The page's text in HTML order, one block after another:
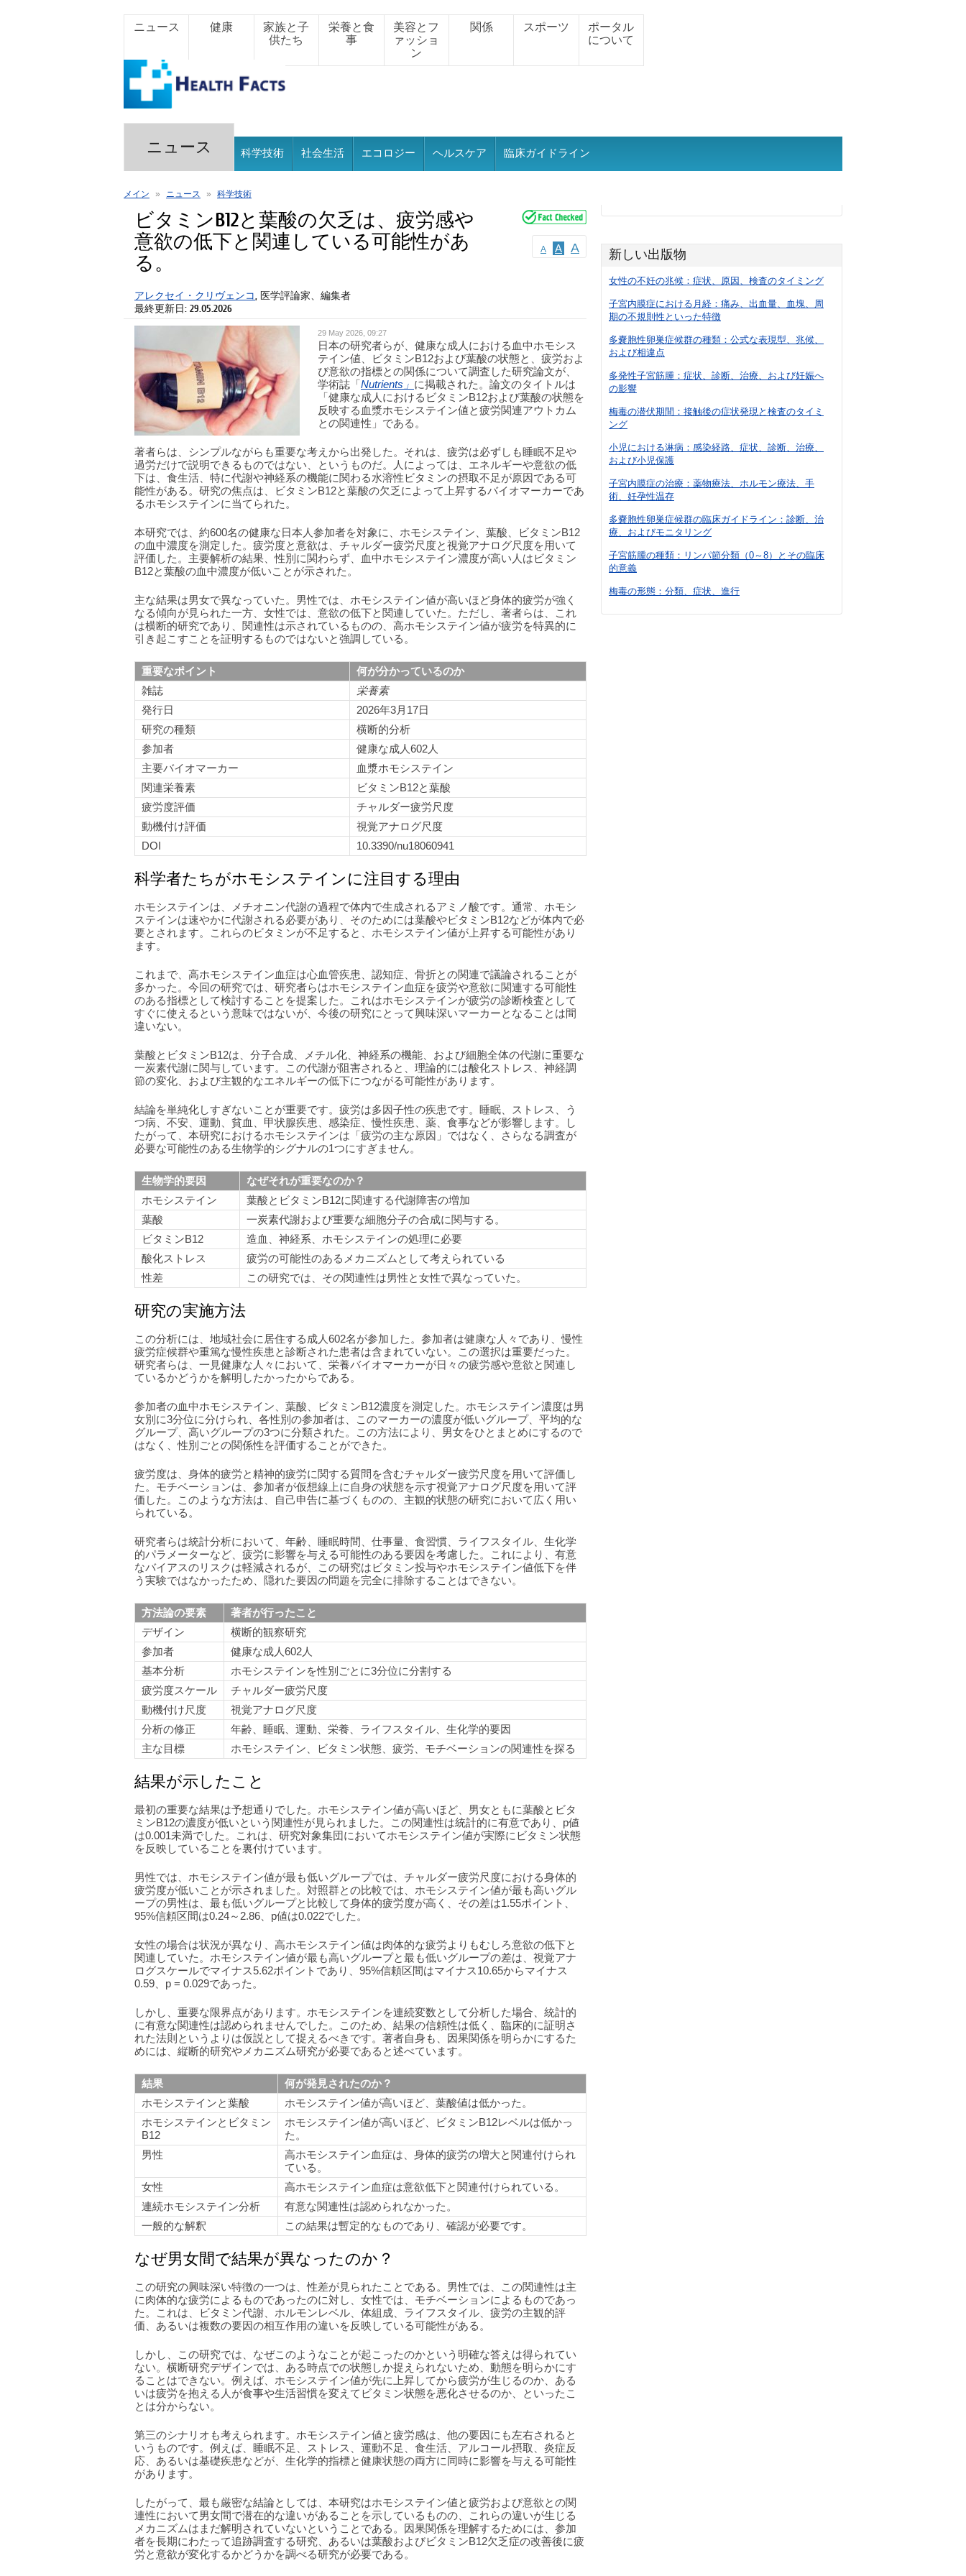
ニュース 健康
家族と子
供たち
栄養と食
事
美容とフ
ァッショ
ン
関係 スポーツ
ポータル
について
ニュース 科学技術 社会生活 エコロジー ヘルスケア 臨床ガイドライン
メイン » ニュース » 科学技術
新しい出版物
女性の不妊の兆候：症状、原因、検査のタイミング
子宮内膜症における月経：痛み、出血量、血塊、周
期の不規則性といった特徴
多嚢胞性卵巣症候群の種類：公式な表現型、兆候、
および相違点
多発性子宮筋腫：症状、診断、治療、および妊娠へ
の影響
梅毒の潜伏期間：接触後の症状発現と検査のタイミ
ング
小児における淋病：感染経路、症状、診断、治療、
および小児保護
子宮内膜症の治療：薬物療法、ホルモン療法、手
術、妊孕性温存
多嚢胞性卵巣症候群の臨床ガイドライン：診断、治
療、およびモニタリング
子宮筋腫の種類：リンパ節分類（0～8）とその臨床
的意義
梅毒の形態：分類、症状、進行
A A A
ビタミンB12と葉酸の欠乏は、疲労感や
意欲の低下と関連している可能性があ
る。
アレクセイ・クリヴェンコ, 医学評論家、編集者
最終更新日: 29.05.2026
29 May 2026, 09:27
日本の研究者らが、健康な成人における血中ホモシス
テイン値、ビタミンB12および葉酸の状態と、疲労およ
び意欲の指標との関係について調査した研究論文が、
学術誌「Nutrients」 に掲載された。論文のタイトルは
「健康な成人におけるビタミンB12および葉酸の状態を
反映する血漿ホモシステイン値と疲労関連アウトカム
との関連性」である。
著者らは、シンプルながらも重要な考えから出発した。それは、疲労は必ずしも睡眠不足や
過労だけで説明できるものではない、というものだ。人によっては、エネルギーや意欲の低
下は、食生活、特に代謝や神経系の機能に関わる水溶性ビタミンの摂取不足が原因である可
能性がある。研究の焦点は、ビタミンB12と葉酸の欠乏によって上昇するバイオマーカーであ
るホモシステインに当てられた。
本研究では、約600名の健康な日本人参加者を対象に、ホモシステイン、葉酸、ビタミンB12
の血中濃度を測定した。疲労度と意欲は、チャルダー疲労尺度と視覚アナログ尺度を用いて
評価した。主要解析の結果、性別に関わらず、血中ホモシステイン濃度が高い人はビタミン
B12と葉酸の血中濃度が低いことが示された。
主な結果は男女で異なっていた。男性では、ホモシステイン値が高いほど身体的疲労が強く
なる傾向が見られた一方、女性では、意欲の低下と関連していた。ただし、著者らは、これ
は横断的研究であり、関連性は示されているものの、高ホモシステイン値が疲労を特異的に
引き起こすことを証明するものではないと強調している。
重要なポイント
何が分かっているのか
雑誌
栄養素
発行日
2026年3月17日
研究の種類
横断的分析
参加者
健康な成人602人
主要バイオマーカー
血漿ホモシステイン
関連栄養素
ビタミンB12と葉酸
疲労度評価
チャルダー疲労尺度
動機付け評価
視覚アナログ尺度
DOI
10.3390/nu18060941
科学者たちがホモシステインに注目する理由
ホモシステインは、メチオニン代謝の過程で体内で生成されるアミノ酸です。通常、ホモシ
ステインは速やかに代謝される必要があり、そのためには葉酸やビタミンB12などが体内で必
要とされます。これらのビタミンが不足すると、ホモシステイン値が上昇する可能性があり
ます。
これまで、高ホモシステイン血症は心血管疾患、認知症、骨折との関連で議論されることが
多かった。今回の研究では、研究者らはホモシステイン血症を疲労や意欲に関連する可能性
のある指標として検討することを提案した。これはホモシステインが疲労の診断検査として
すぐに使えるという意味ではないが、今後の研究にとって興味深いマーカーとなることは間
違いない。
葉酸とビタミンB12は、分子合成、メチル化、神経系の機能、および細胞全体の代謝に重要な
一炭素代謝に関与しています。この代謝が阻害されると、理論的には酸化ストレス、神経調
節の変化、および主観的なエネルギーの低下につながる可能性があります。
結論を単純化しすぎないことが重要です。疲労は多因子性の疾患です。睡眠、ストレス、う
つ病、不安、運動、貧血、甲状腺疾患、感染症、慢性疾患、薬、食事などが影響します。し
たがって、本研究におけるホモシステインは「疲労の主な原因」ではなく、さらなる調査が
必要な可能性のある生物学的シグナルの1つにすぎません。
生物学的要因
なぜそれが重要なのか？
ホモシステイン
葉酸とビタミンB12に関連する代謝障害の増加
葉酸
一炭素代謝および重要な細胞分子の合成に関与する。
ビタミンB12
造血、神経系、ホモシステインの処理に必要
酸化ストレス
疲労の可能性のあるメカニズムとして考えられている
性差
この研究では、その関連性は男性と女性で異なっていた。
研究の実施方法
この分析には、地域社会に居住する成人602名が参加した。参加者は健康な人々であり、慢性
疲労症候群や重篤な慢性疾患と診断された患者は含まれていない。この選択は重要だった。
研究者らは、一見健康な人々において、栄養バイオマーカーが日々の疲労感や意欲と関連し
ているかどうかを解明したかったからである。
参加者の血中ホモシステイン、葉酸、ビタミンB12濃度を測定した。ホモシステイン濃度は男
女別に3分位に分けられ、各性別の参加者は、このマーカーの濃度が低いグループ、平均的な
グループ、高いグループの3つに分類された。この方法により、男女をひとまとめにするので
はなく、性別ごとの関係性を評価することができた。
疲労度は、身体的疲労と精神的疲労に関する質問を含むチャルダー疲労尺度を用いて評価し
た。モチベーションは、参加者が仮想線上に自身の状態を示す視覚アナログ尺度を用いて評
価した。このような方法は、自己申告に基づくものの、主観的状態の研究において広く用い
られている。
研究者らは統計分析において、年齢、睡眠時間、仕事量、食習慣、ライフスタイル、生化学
的パラメーターなど、疲労に影響を与える可能性のある要因を考慮した。これにより、有意
なバイアスのリスクは軽減されるが、この研究はビタミン投与やホモシステイン値低下を伴
う実験ではなかったため、隠れた要因の問題を完全に排除することはできない。
方法論の要素
著者が行ったこと
デザイン
横断的観察研究
参加者
健康な成人602人
基本分析
ホモシステインを性別ごとに3分位に分割する
疲労度スケール
チャルダー疲労尺度
動機付け尺度
視覚アナログ尺度
分析の修正
年齢、睡眠、運動、栄養、ライフスタイル、生化学的要因
主な目標
ホモシステイン、ビタミン状態、疲労、モチベーションの関連性を探る
結果が示したこと
最初の重要な結果は予想通りでした。ホモシステイン値が高いほど、男女ともに葉酸とビタ
ミンB12の濃度が低いという関連性が見られました。この関連性は統計的に有意であり、p値
は0.001未満でした。これは、研究対象集団においてホモシステイン値が実際にビタミン状態
を反映していることを裏付けています。
男性では、ホモシステイン値が最も低いグループでは、チャルダー疲労尺度における身体的
疲労度が低いことが示されました。対照群との比較では、ホモシステイン値が最も高いグル
ープの男性は、最も低いグループと比較して身体的疲労度が高く、その差は1.55ポイント、
95%信頼区間は0.24～2.86、p値は0.022でした。
女性の場合は状況が異なり、高ホモシステイン値は肉体的な疲労よりもむしろ意欲の低下と
関連していた。ホモシステイン値が最も高いグループと最も低いグループの差は、視覚アナ
ログスケールでマイナス5.62ポイントであり、95%信頼区間はマイナス10.65からマイナス
0.59、p = 0.029であった。
しかし、重要な限界点があります。ホモシステインを連続変数として分析した場合、統計的
に有意な関連性は認められませんでした。このため、結果の信頼性は低く、臨床的に証明さ
れた法則というよりは仮説として捉えるべきです。著者自身も、因果関係を明らかにするた
めには、縦断的研究やメカニズム研究が必要であると述べています。
結果
何が発見されたのか？
ホモシステインと葉酸
ホモシステイン値が高いほど、葉酸値は低かった。
ホモシステインとビタミン
B12
ホモシステイン値が高いほど、ビタミンB12レベルは低かっ
た。
男性
高ホモシステイン血症は、身体的疲労の増大と関連付けられ
ている。
女性
高ホモシステイン血症は意欲低下と関連付けられている。
連続ホモシステイン分析
有意な関連性は認められなかった。
一般的な解釈
この結果は暫定的なものであり、確認が必要です。
なぜ男女間で結果が異なったのか？
この研究の興味深い特徴の一つは、性差が見られたことである。男性では、この関連性は主
に肉体的な疲労によるものであったのに対し、女性では、モチベーションによるものであっ
た。これは、ビタミン代謝、ホルモンレベル、体組成、ライフスタイル、疲労の主観的評
価、あるいは複数の要因の相互作用の違いを反映している可能性がある。
しかし、この研究では、なぜこのようなことが起こったのかという明確な答えは得られてい
ない。横断研究デザインでは、ある時点での状態しか捉えられないため、動態を明らかにす
ることはできない。例えば、ホモシステイン値が先に上昇してから疲労が生じるのか、ある
いは疲労を抱える人が食事や生活習慣を変えてビタミン状態を悪化させるのか、といったこ
とは分からない。
第三のシナリオも考えられます。ホモシステイン値と疲労感は、他の要因にも左右されると
いうものです。例えば、睡眠不足、ストレス、運動不足、食生活、アルコール摂取、炎症反
応、あるいは基礎疾患などが、生化学的指標と健康状態の両方に同時に影響を与える可能性
があります。
したがって、最も厳密な結論としては、本研究はホモシステイン値と疲労および意欲との関
連性において男女間で潜在的な違いがあることを示しているものの、これらの違いが生じる
メカニズムはまだ解明されていないということである。因果関係を理解するためには、参加
者を長期にわたって追跡調査する研究、あるいは葉酸およびビタミンB12欠乏症の改善後に疲
労と意欲が変化するかどうかを調べる研究が必要である。